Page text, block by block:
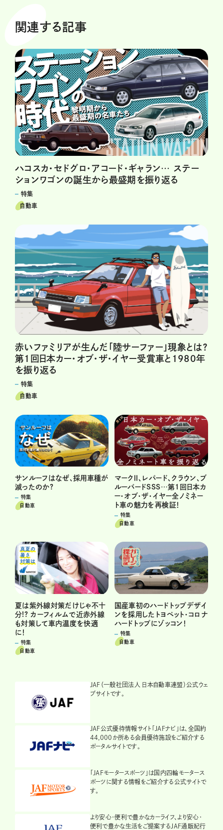
関連する記事
ハコスカ・セドグロ・アコード・ギャラン… ステー
ションワゴンの誕生から最盛期を振り返る
特集
自動車
赤いファミリアが生んだ「陸サーファー」現象とは？
第1回日本カー・オブ・ザ・イヤー受賞車と1980年
を振り返る
特集
自動車
サンルーフはなぜ、採用車種が
減ったのか?
特集
自動車
マークⅡ、レパード、クラウン、ブ
ルーバードSSS…第1回日本カ
ー・オブ・ザ・イヤー全ノミネー
ト車の魅力を再検証！
特集
自動車
夏は紫外線対策だけじゃ不十
分!? カーフィルムで近赤外線
も対策して車内温度を快適
に！
特集
自動車
国産車初のハードトップデザイ
ンを採用したトヨペット・コロナ
ハードトップにゾッコン！
特集
自動車
JAF（一般社団法人 日本自動車連盟）公式ウェ
ブサイトです。
JAF公式優待情報サイト「JAFナビ」は、全国約
44,000か所ある会員優待施設をご紹介する
ポータルサイトです。
「JAFモータースポーツ」は国内四輪モータース
ポーツに関する情報をご紹介する公式サイトで
す。
より安心・便利で豊かなカーライフ、より安心・
便利で豊かな生活をご提案するJAF通販紀行